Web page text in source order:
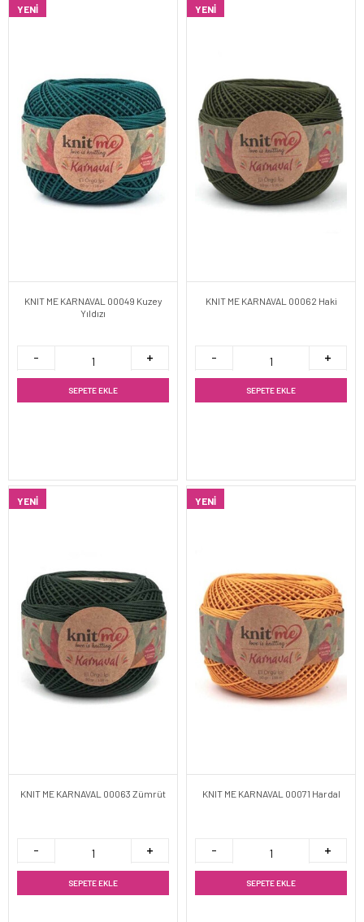
YENI
KNIT ME KARNAVAL 00049 Kuzey
Yıldızı
SEPETE EKLE
YENI
KNIT ME KARNAVAL 00062 Haki
SEPETE EKLE
YENI
KNIT ME KARNAVAL 00063 Zümrüt
SEPETE EKLE
YENI
KNIT ME KARNAVAL 00071 Hardal
SEPETE EKLE